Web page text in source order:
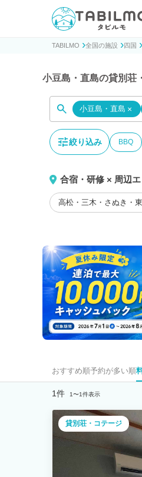
貸別荘コテージ・一棟
TABILMO 全国の施設 四国
小豆島・直島の貸別荘
小豆島・直島 ×
絞り込み BBQ
合宿・研修 × 周辺
高松・三木・さぬき・
おすすめ順予約が多い順
1件 1〜1件表示
貸別荘・コテージ